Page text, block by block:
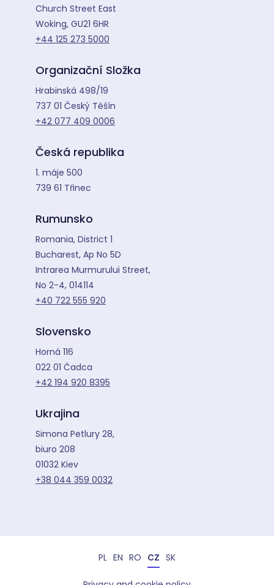
Church Street East
Woking, GU21 6HR
+44 125 273 5000
Organizační Složka
Hrabinská 498/19
737 01 Český Těšín
+42 077 409 0006
Česká republika
1. máje 500
739 61 Třinec
Rumunsko
Romania, District 1
Bucharest, Ap No 5D
Intrarea Murmurului Street,
No 2-4, 014114
+40 722 555 920
Slovensko
Horná 116
022 01 Čadca
+42 194 920 8395
Ukrajina
Simona Petlury 28,
biuro 208
01032 Kiev
+38 044 359 0032
PL EN RO CZ SK